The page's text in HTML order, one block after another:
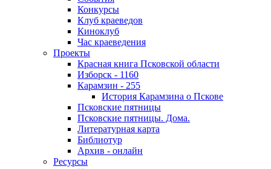
Конкурсы
Клуб краеведов
Киноклуб
Час краеведения
Проекты
Красная книга Псковской области
Изборск - 1160
Карамзин - 255
История Карамзина о Пскове
Псковские пятницы
Псковские пятницы. Дома.
Литературная карта
Библиотур
Архив - онлайн
Ресурсы